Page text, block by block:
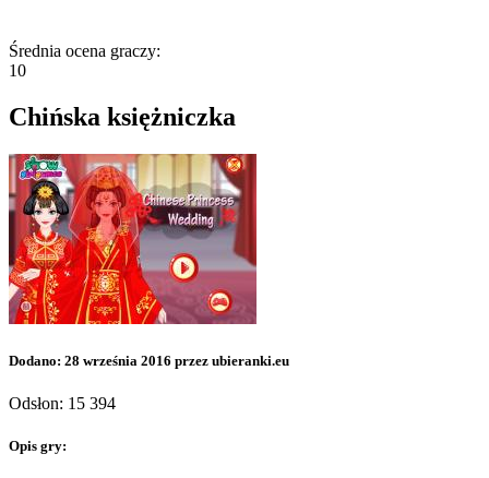
Średnia ocena graczy:
10
Chińska księżniczka
Dodano: 28 września 2016 przez ubieranki.eu
Odsłon: 15 394
Opis gry: